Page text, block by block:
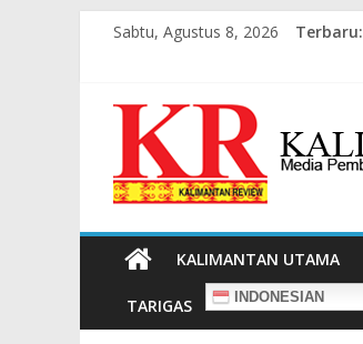
Sabtu, Agustus 8, 2026 Terbaru:
KALIMANTAN UTAMA
TARIGAS INDONESIAN